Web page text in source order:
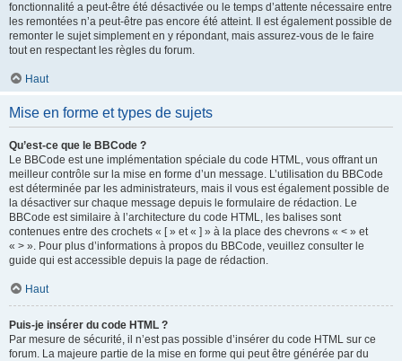
fonctionnalité a peut-être été désactivée ou le temps d’attente nécessaire entre
les remontées n’a peut-être pas encore été atteint. Il est également possible de
remonter le sujet simplement en y répondant, mais assurez-vous de le faire
tout en respectant les règles du forum.
Haut
Mise en forme et types de sujets
Qu’est-ce que le BBCode ?
Le BBCode est une implémentation spéciale du code HTML, vous offrant un
meilleur contrôle sur la mise en forme d’un message. L’utilisation du BBCode
est déterminée par les administrateurs, mais il vous est également possible de
la désactiver sur chaque message depuis le formulaire de rédaction. Le
BBCode est similaire à l’architecture du code HTML, les balises sont
contenues entre des crochets « [ » et « ] » à la place des chevrons « < » et
« > ». Pour plus d’informations à propos du BBCode, veuillez consulter le
guide qui est accessible depuis la page de rédaction.
Haut
Puis-je insérer du code HTML ?
Par mesure de sécurité, il n’est pas possible d’insérer du code HTML sur ce
forum. La majeure partie de la mise en forme qui peut être générée par du